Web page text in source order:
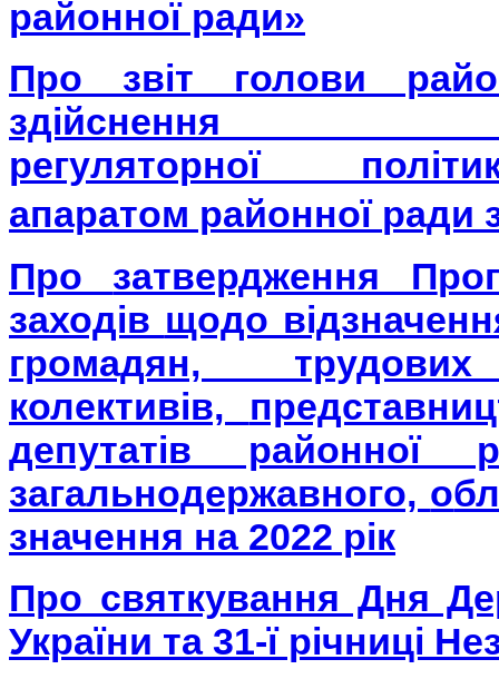
районної ради»
Про звіт голови
здійснення
регуляторної
апаратом районної ради
Про затвердження П
заходів щодо
громадян,
колективів,
депутатів
загальнодержавного, о
значення на 2022 рік
Про святкування Дня
України та 31-ї річниці